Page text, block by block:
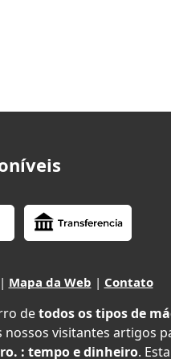
Mapa da Web | Contato
detodos os tipos de
visitantes artigos
: tempo e dinheiro.